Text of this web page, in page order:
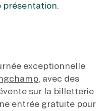
présentation.
exceptionnelle
, avec des
sur la billetterie
entrée gratuite pour